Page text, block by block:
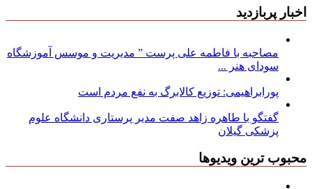
اخبار پربازدید
مصاحبه با فاطمه علی پرست ” مدیریت و موسس آموزشگاه
سودای هنر ...
پورابراهیمی: توزیع کالابرگ به نفع مردم است
گفتگو با طاهره زاهد صفت مدیر پرستاری دانشگاه علوم
پزشکی گیلان
محبوب ترین ویدیوها